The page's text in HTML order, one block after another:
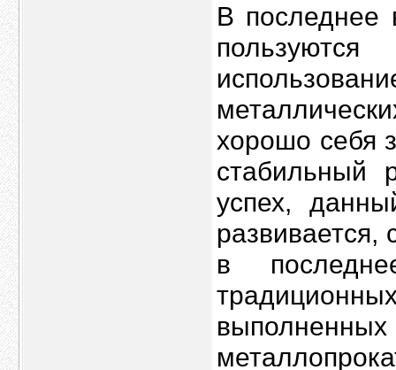
В последнее
хорошо себя
стабильный
успех,
развивается,
в